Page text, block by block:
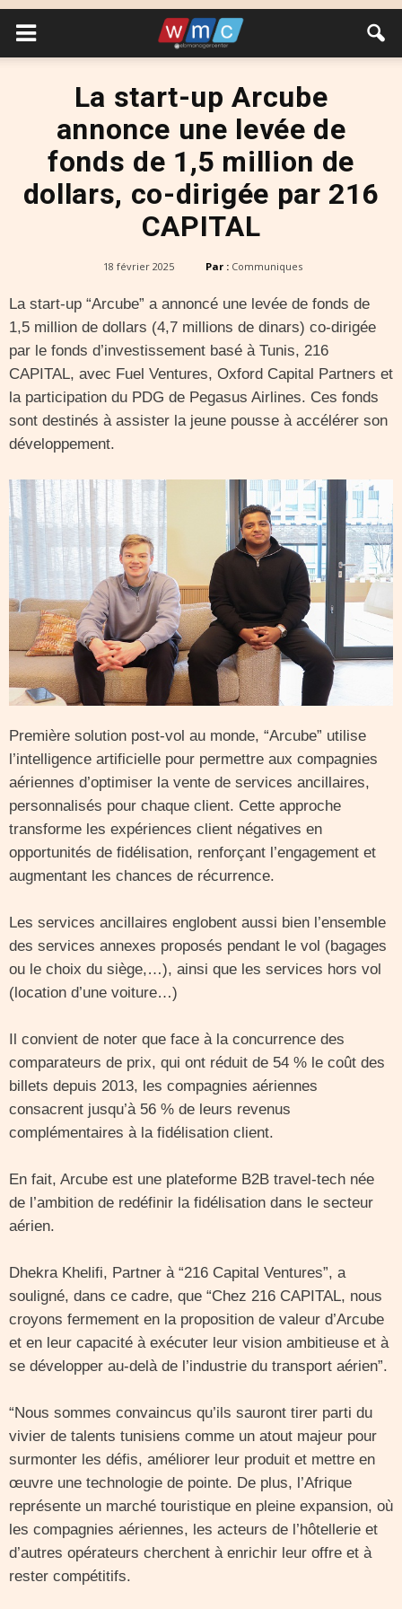
La start-up Arcube
annonce une levée de
fonds de 1,5 million de
dollars, co-dirigée par 216
CAPITAL
18 février 2025 Par : Communiques
La start-up “Arcube” a annoncé une levée de fonds de
1,5 million de dollars (4,7 millions de dinars) co-dirigée
par le fonds d’investissement basé à Tunis, 216
CAPITAL, avec Fuel Ventures, Oxford Capital Partners et
la participation du PDG de Pegasus Airlines. Ces fonds
sont destinés à assister la jeune pousse à accélérer son
développement.
Première solution post-vol au monde, “Arcube” utilise
l’intelligence artificielle pour permettre aux compagnies
aériennes d’optimiser la vente de services ancillaires,
personnalisés pour chaque client. Cette approche
transforme les expériences client négatives en
opportunités de fidélisation, renforçant l’engagement et
augmentant les chances de récurrence.
Les services ancillaires englobent aussi bien l’ensemble
des services annexes proposés pendant le vol (bagages
ou le choix du siège,…), ainsi que les services hors vol
(location d’une voiture…)
Il convient de noter que face à la concurrence des
comparateurs de prix, qui ont réduit de 54 % le coût des
billets depuis 2013, les compagnies aériennes
consacrent jusqu’à 56 % de leurs revenus
complémentaires à la fidélisation client.
En fait, Arcube est une plateforme B2B travel-tech née
de l’ambition de redéfinir la fidélisation dans le secteur
aérien.
Dhekra Khelifi, Partner à “216 Capital Ventures”, a
souligné, dans ce cadre, que “Chez 216 CAPITAL, nous
croyons fermement en la proposition de valeur d’Arcube
et en leur capacité à exécuter leur vision ambitieuse et à
se développer au-delà de l’industrie du transport aérien”.
“Nous sommes convaincus qu’ils sauront tirer parti du
vivier de talents tunisiens comme un atout majeur pour
surmonter les défis, améliorer leur produit et mettre en
œuvre une technologie de pointe. De plus, l’Afrique
représente un marché touristique en pleine expansion, où
les compagnies aériennes, les acteurs de l’hôtellerie et
d’autres opérateurs cherchent à enrichir leur offre et à
rester compétitifs.